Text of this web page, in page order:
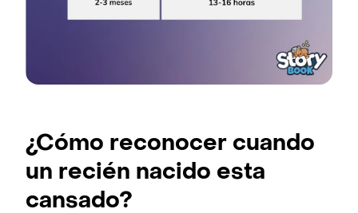
¿Cómo reconocer cuando
un recién nacido esta
cansado?